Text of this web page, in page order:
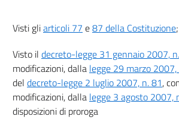
Visti gliarticoli 77 e87 della Costituzione;
Visto il decreto-legge 31 gennaio 2007,
modificazioni, dalla legge 29 marzo
del decreto-legge 2 luglio 2007, n. 81,
modificazioni, dalla legge 3 agosto 2007,
disposizioni di proroga